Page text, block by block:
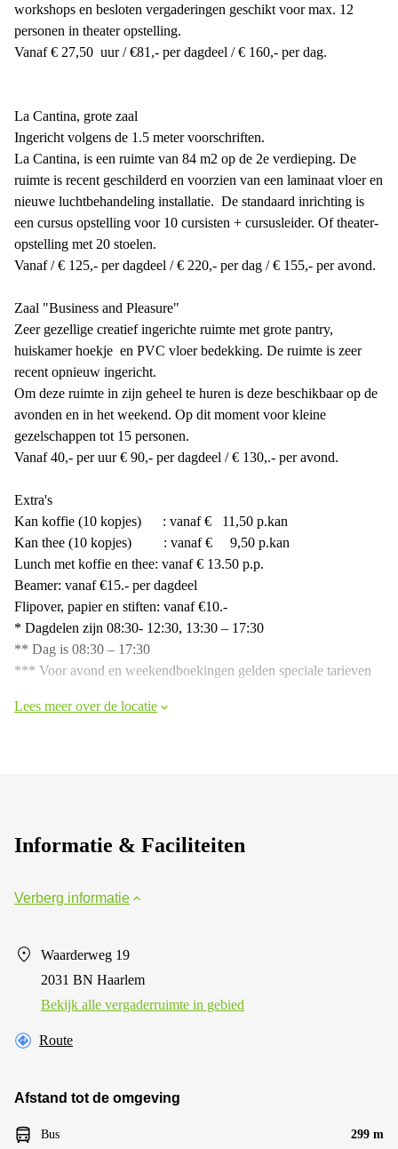
workshops en besloten vergaderingen geschikt voor max. 12
personen in theater opstelling.
Vanaf € 27,50 uur / €81,- per dagdeel / € 160,- per dag.
La Cantina, grote zaal
Ingericht volgens de 1.5 meter voorschriften.
La Cantina, is een ruimte van 84 m2 op de 2e verdieping. De
ruimte is recent geschilderd en voorzien van een laminaat vloer en
nieuwe luchtbehandeling installatie. De standaard inrichting is
een cursus opstelling voor 10 cursisten + cursusleider. Of theater-
opstelling met 20 stoelen.
Vanaf / € 125,- per dagdeel / € 220,- per dag / € 155,- per avond.
Zaal "Business and Pleasure"
Zeer gezellige creatief ingerichte ruimte met grote pantry,
huiskamer hoekje en PVC vloer bedekking. De ruimte is zeer
recent opnieuw ingericht.
Om deze ruimte in zijn geheel te huren is deze beschikbaar op de
avonden en in het weekend. Op dit moment voor kleine
gezelschappen tot 15 personen.
Vanaf 40,- per uur € 90,- per dagdeel / € 130,.- per avond.
Extra's
Kan koffie (10 kopjes) : vanaf € 11,50 p.kan
Kan thee (10 kopjes) : vanaf € 9,50 p.kan
Lunch met koffie en thee: vanaf € 13.50 p.p.
Beamer: vanaf €15.- per dagdeel
Flipover, papier en stiften: vanaf €10.-
* Dagdelen zijn 08:30- 12:30, 13:30 – 17:30
** Dag is 08:30 – 17:30
*** Voor avond en weekendboekingen gelden speciale tarieven
Lees meer over de locatie
Informatie & Faciliteiten
Verberg informatie
Waarderweg 19
2031 BN Haarlem
Bekijk alle vergaderruimte in gebied
Route
Afstand tot de omgeving
Bus 299 m